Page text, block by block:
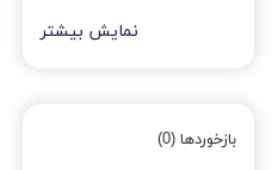
نمایش بیشتر
بازخوردها (0)